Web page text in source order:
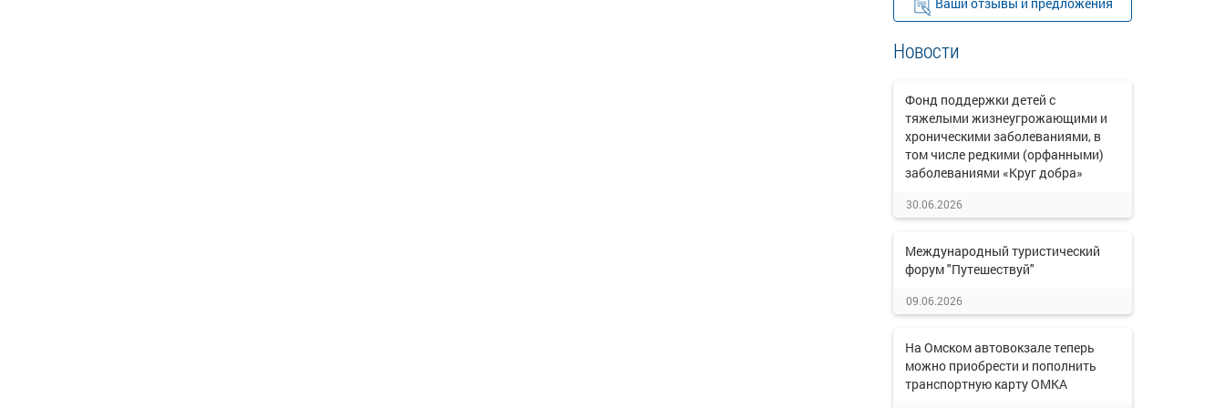
Новости
Фонд поддержки детей с
тяжелыми жизнеугрожающими и
хроническими заболеваниями, в
том числе редкими (орфанными)
заболеваниями «Круг добра»
30.06.2026
Международный туристический
форум "Путешествуй"
09.06.2026
На Омском автовокзале теперь
можно приобрести и пополнить
транспортную карту ОМКА